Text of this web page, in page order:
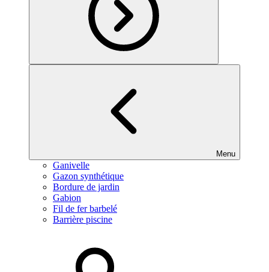
Menu
Ganivelle
Gazon synthétique
Bordure de jardin
Gabion
Fil de fer barbelé
Barrière piscine